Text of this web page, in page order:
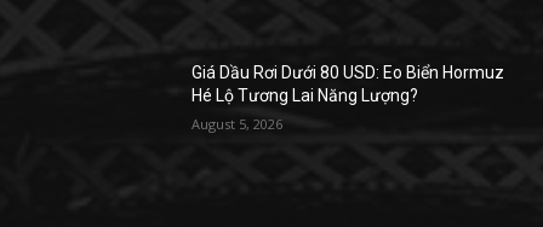
Giá Dầu Rơi Dưới 80 USD: Eo Biển Hormuz
Hé Lộ Tương Lai Năng Lượng?
August 5, 2026